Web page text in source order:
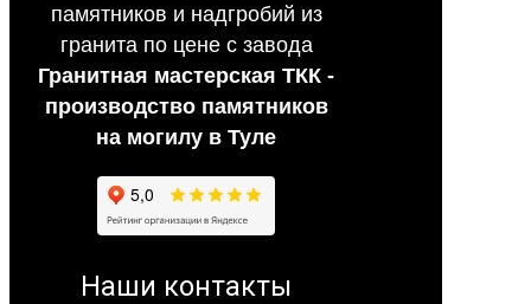
Гранитная мастерская ТКК -
производство памятников
на могилу в Туле
Наши контакты